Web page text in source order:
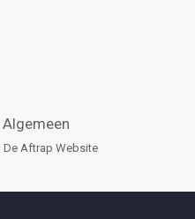
Algemeen
De Aftrap Website